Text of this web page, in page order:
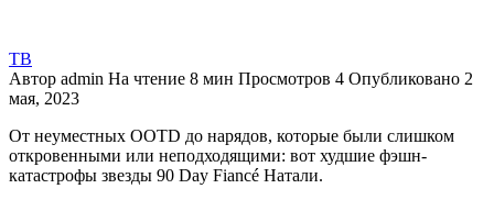
ТВ
Автор admin На чтение 8 мин Просмотров 4 Опубликовано 2
мая, 2023
От неуместных OOTD до нарядов, которые были слишком
откровенными или неподходящими: вот худшие фэшн-
катастрофы звезды 90 Day Fiancé Натали.